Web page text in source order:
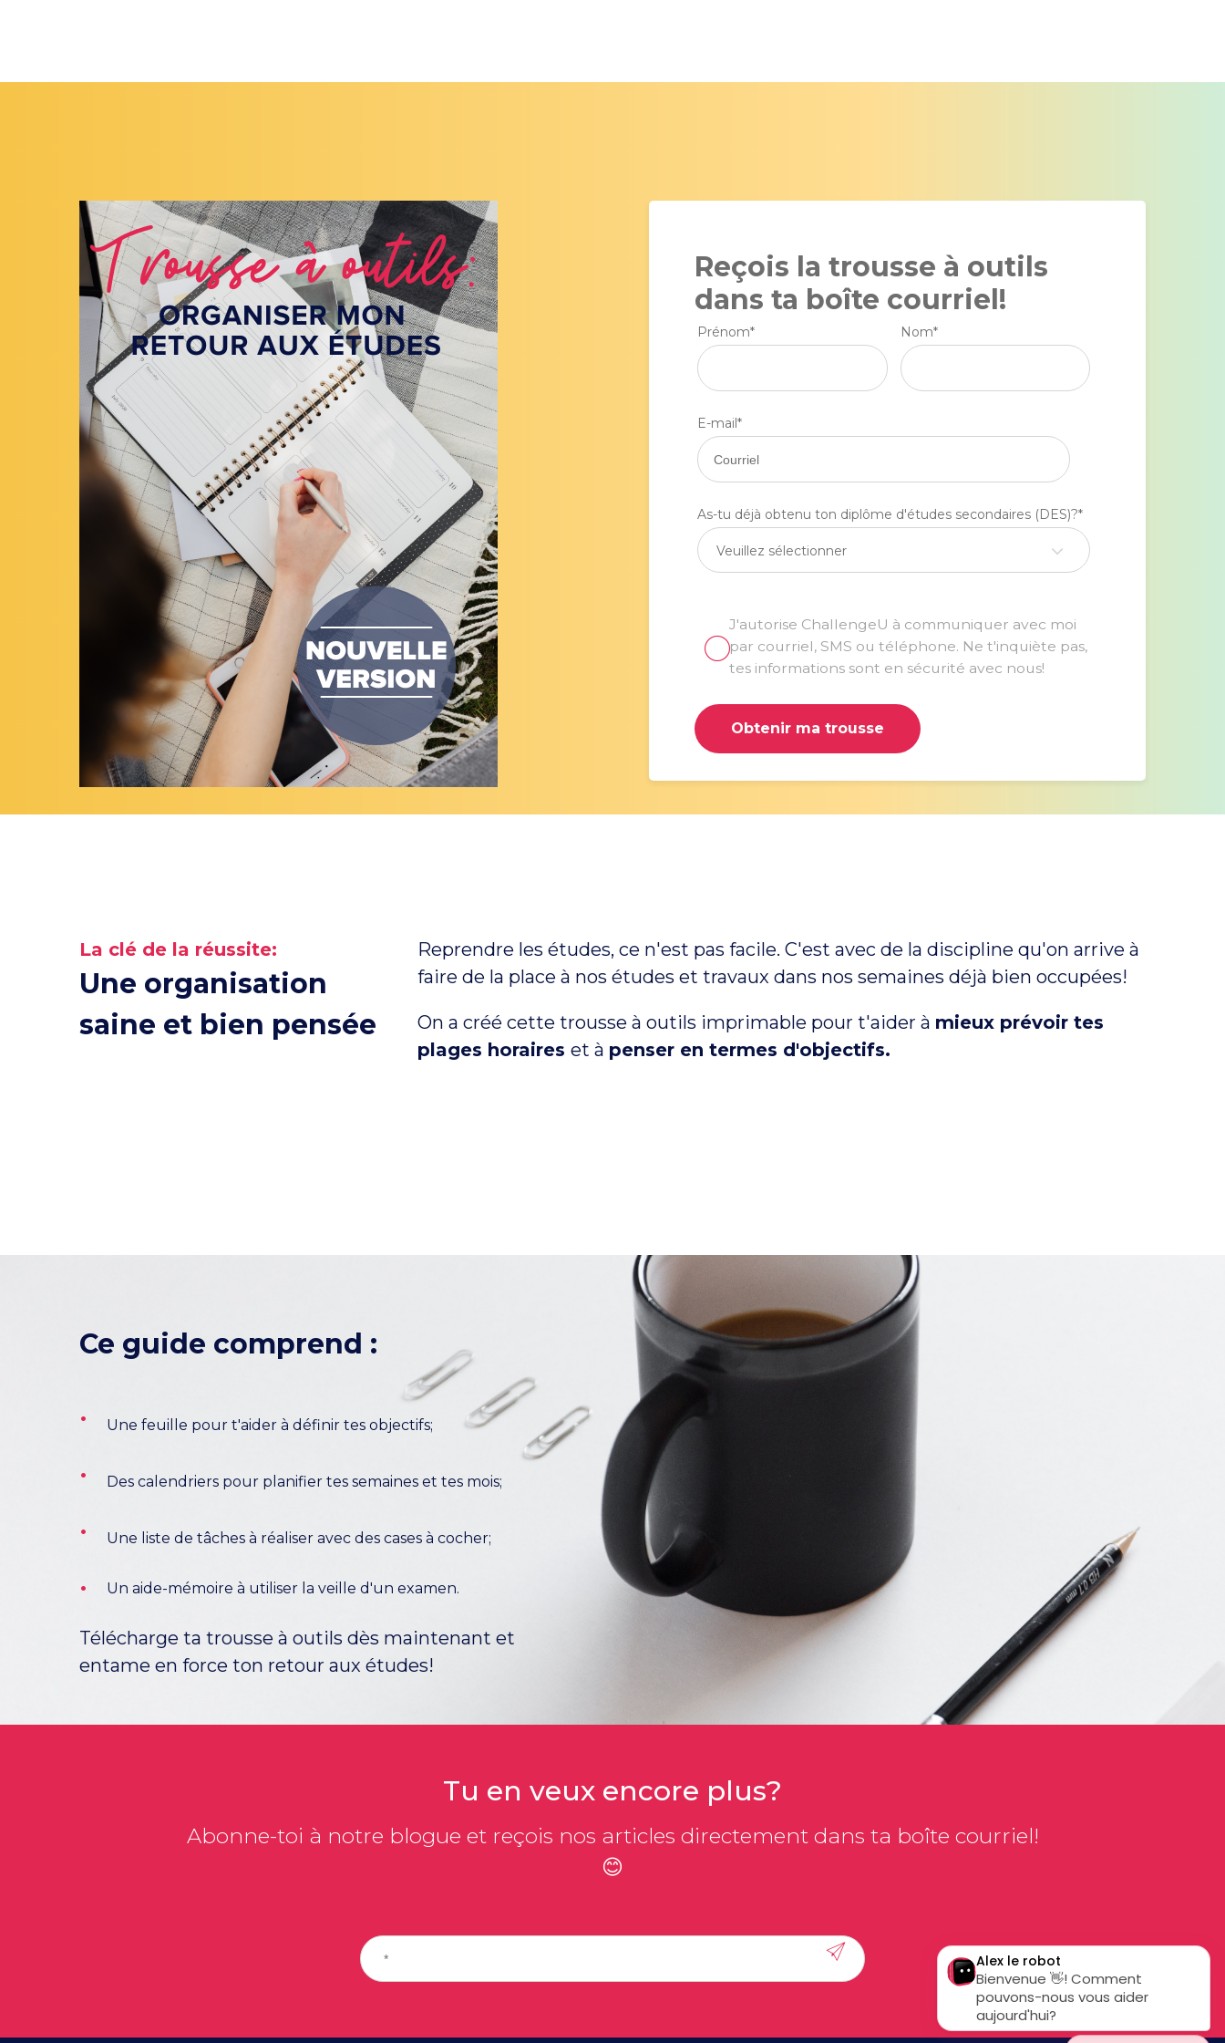
Reçois la trousse à outils
dans ta boîte courriel!
Prénom* Nom*
E-mail*
As-tu déjà obtenu ton diplôme d'études secondaires (DES)?*
Veuillez sélectionner
J'autorise ChallengeU à communiquer avec moi
par courriel, SMS ou téléphone. Ne t'inquiète pas,
tes informations sont en sécurité avec nous!
La clé de la réussite:
Une organisation
saine et bien pensée
Reprendre les études, ce n'est pas facile. C'est avec de la discipline qu'on arrive à
faire de la place à nos études et travaux dans nos semaines déjà bien occupées!
On a créé cette trousse à outils imprimable pour t'aider à mieux prévoir tes
plages horaires et à penser en termes d'objectifs.
Ce guide comprend :
Une feuille pour t'aider à définir tes objectifs;
Des calendriers pour planifier tes semaines et tes mois;
Une liste de tâches à réaliser avec des cases à cocher;
Un aide-mémoire à utiliser la veille d'un examen.
Télécharge ta trousse à outils dès maintenant et
entame en force ton retour aux études!
Tu en veux encore plus?
Abonne-toi à notre blogue et reçois nos articles directement dans ta boîte courriel!
😊